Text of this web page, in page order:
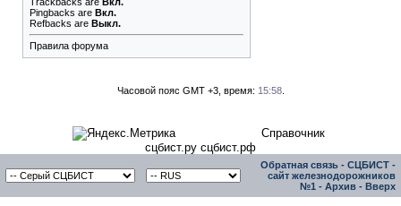
Pingbacks are Вкл.
Refbacks are Выкл.
Правила форума
Часовой пояс GMT +3, время: 15:58.
Справочник
сцбист.ру сцбист.рф
Обратная связь - СЦБИСТ -
сайт железнодорожников
№1 - Архив - Вверх